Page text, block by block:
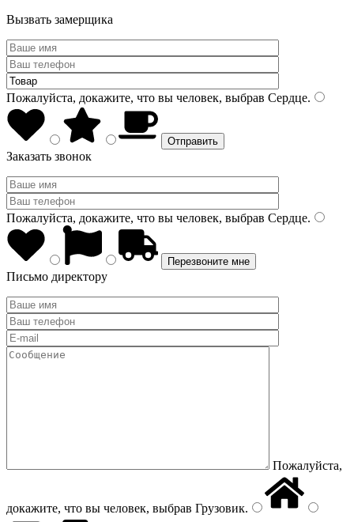
Вызвать замерщика
Пожалуйста, докажите, что вы человек, выбрав Сердце.
Заказать звонок
Пожалуйста, докажите, что вы человек, выбрав Сердце.
Письмо директору
Пожалуйста,
докажите, что вы человек, выбрав Грузовик.